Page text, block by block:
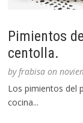
Pimientos
centolla.
byfrabisa on
Los pimientos del
cocina...